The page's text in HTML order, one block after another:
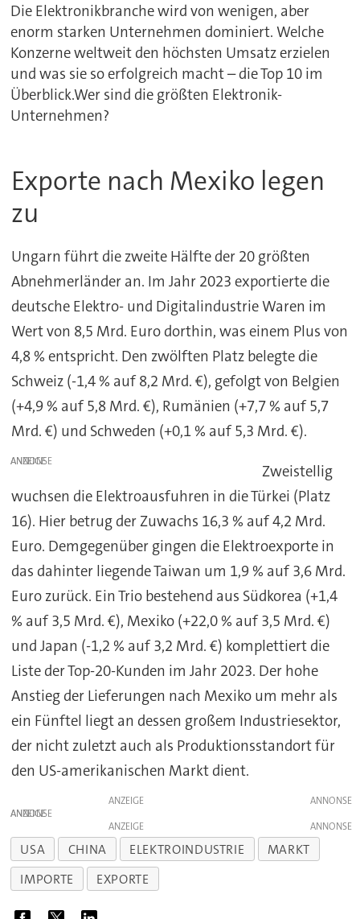
Die Elektronikbranche wird von wenigen, aber
enorm starken Unternehmen dominiert. Welche
Konzerne weltweit den höchsten Umsatz erzielen
und was sie so erfolgreich macht – die Top 10 im
Überblick.Wer sind die größten Elektronik-
Unternehmen?
Exporte nach Mexiko legen
zu
Ungarn führt die zweite Hälfte der 20 größten
Abnehmerländer an. Im Jahr 2023 exportierte die
deutsche Elektro- und Digitalindustrie Waren im
Wert von 8,5 Mrd. Euro dorthin, was einem Plus von
4,8 % entspricht. Den zwölften Platz belegte die
Schweiz (-1,4 % auf 8,2 Mrd. €), gefolgt von Belgien
(+4,9 % auf 5,8 Mrd. €), Rumänien (+7,7 % auf 5,7
Mrd. €) und Schweden (+0,1 % auf 5,3 Mrd. €).
ANZEIGE
Zweistellig
wuchsen die Elektroausfuhren in die Türkei (Platz
16). Hier betrug der Zuwachs 16,3 % auf 4,2 Mrd.
Euro. Demgegenüber gingen die Elektroexporte in
das dahinter liegende Taiwan um 1,9 % auf 3,6 Mrd.
Euro zurück. Ein Trio bestehend aus Südkorea (+1,4
% auf 3,5 Mrd. €), Mexiko (+22,0 % auf 3,5 Mrd. €)
und Japan (-1,2 % auf 3,2 Mrd. €) komplettiert die
Liste der Top-20-Kunden im Jahr 2023. Der hohe
Anstieg der Lieferungen nach Mexiko um mehr als
ein Fünftel liegt an dessen großem Industriesektor,
der nicht zuletzt auch als Produktionsstandort für
den US-amerikanischen Markt dient.
ANZEIGE
ANZEIGE
ANZEIGE
USA CHINA ELEKTROINDUSTRIE
MARKT
IMPORTE
EXPORTE